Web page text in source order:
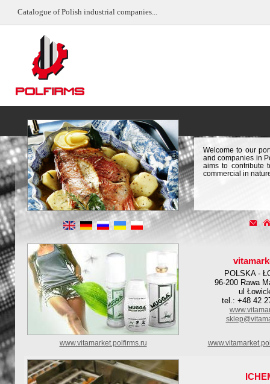
Catalogue of Polish industrial companies...
Welcome to our
and companies in
aims to contribute
commercial in
POLSKA -
96-200 Rawa
ul
tel.: +48 42
www.vitamarket.polfirms.ru